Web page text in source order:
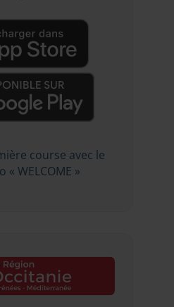
course avec le
WELCOME »